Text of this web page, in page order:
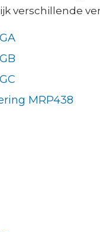
verschillende
MRP438